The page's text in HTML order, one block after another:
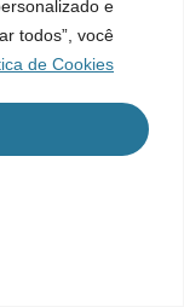
e
todos”, você
de Cookies